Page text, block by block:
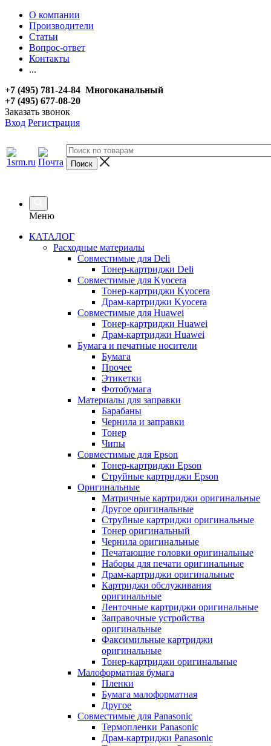
О компании
Производители
Статьи
Вопрос-ответ
Контакты
...
+7 (495) 781-24-84 Многоканальный
+7 (495) 677-08-20
Заказать звонок
Вход Регистрация
Меню
КАТАЛОГ
Расходные материалы
Совместимые для Deli
Тонер-картриджи Deli
Совместимые для Kyocera
Тонер-картриджи Kyocera
Драм-картриджи Kyocera
Совместимые для Huawei
Тонер-картриджи Huawei
Драм-картриджи Huawei
Бумага и печатные носители
Бумага
Прочее
Этикетки
Фотобумага
Материалы для заправки
Барабаны
Чернила и заправки
Тонер
Чипы
Совместимые для Epson
Тонер-картриджи Epson
Струйные картриджи Epson
Оригинальные
Матричные картриджи оригинальные
Другое оригинальные
Струйные картриджи оригинальные
Тонер оригинальный
Чернила оригинальные
Печатающие головки оригинальные
Наборы для печати оригинальные
Драм-картриджи оригинальные
Картриджи обслуживания
оригинальные
Ленточные картриджи оригинальные
Заправочные устройства
оригинальные
Факсимильные картриджи
оригинальные
Тонер-картриджи оригинальные
Малоформатная бумага
Пленки
Бумага малоформатная
Другое
Совместимые для Panasonic
Термопленки Panasonic
Драм-картриджи Panasonic